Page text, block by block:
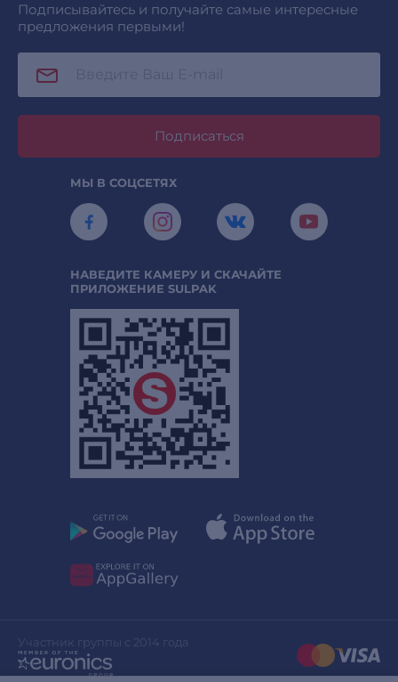
Подписывайтесь и получайте самые интересные
предложения первыми!
Подписаться
МЫ В СОЦСЕТЯХ
НАВЕДИТЕ КАМЕРУ И СКАЧАЙТЕ
ПРИЛОЖЕНИЕ SULPAK
Участник группы с 2014 года